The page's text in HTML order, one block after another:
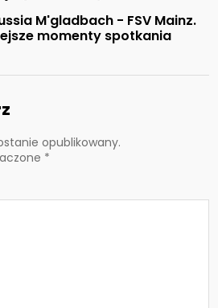
M'gladbach - FSV Mainz.
momenty spotkania
opublikowany.
*